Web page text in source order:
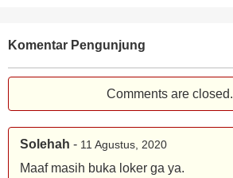
Komentar Pengunjung
Comments are closed.
Solehah - 11 Agustus, 2020
Maaf masih buka loker ga ya.